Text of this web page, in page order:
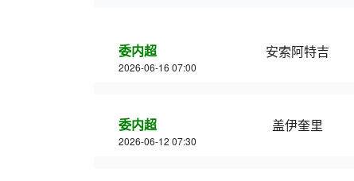
委内超
2026-06-16 07:00
安索阿特吉
委内超
2026-06-12 07:30
盖伊奎里